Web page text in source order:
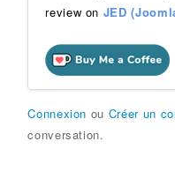
review on JED
Connexion ou Créer un
conversation.